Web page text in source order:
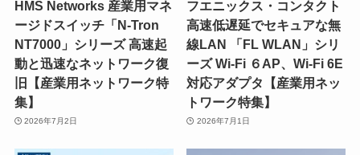
HMS Networks 産業用マネ
ージドスイッチ「N-Tron
NT7000」シリーズ 高速起
動と迅速なネットワーク復
旧【産業用ネットワーク特
集】
2026年7月2日
フエニックス・コンタクト
高速低遅延でセキュアな無
線LAN 「FL WLAN」シリ
ーズ Wi-Fi ６AP、Wi-Fi 6E
対応アダプタ【産業用ネッ
トワーク特集】
2026年7月1日